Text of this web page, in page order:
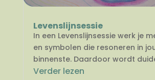
Levenslijnsessie
In een Levenslijnsessie werk je
en symbolen die resoneren in
binnenste. Daardoor wordt
Verder lezen